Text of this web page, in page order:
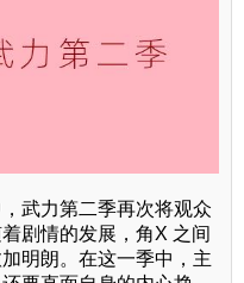
武力第二季再次将观众
剧情的发展，角X 之间
明朗。在这一季中，主